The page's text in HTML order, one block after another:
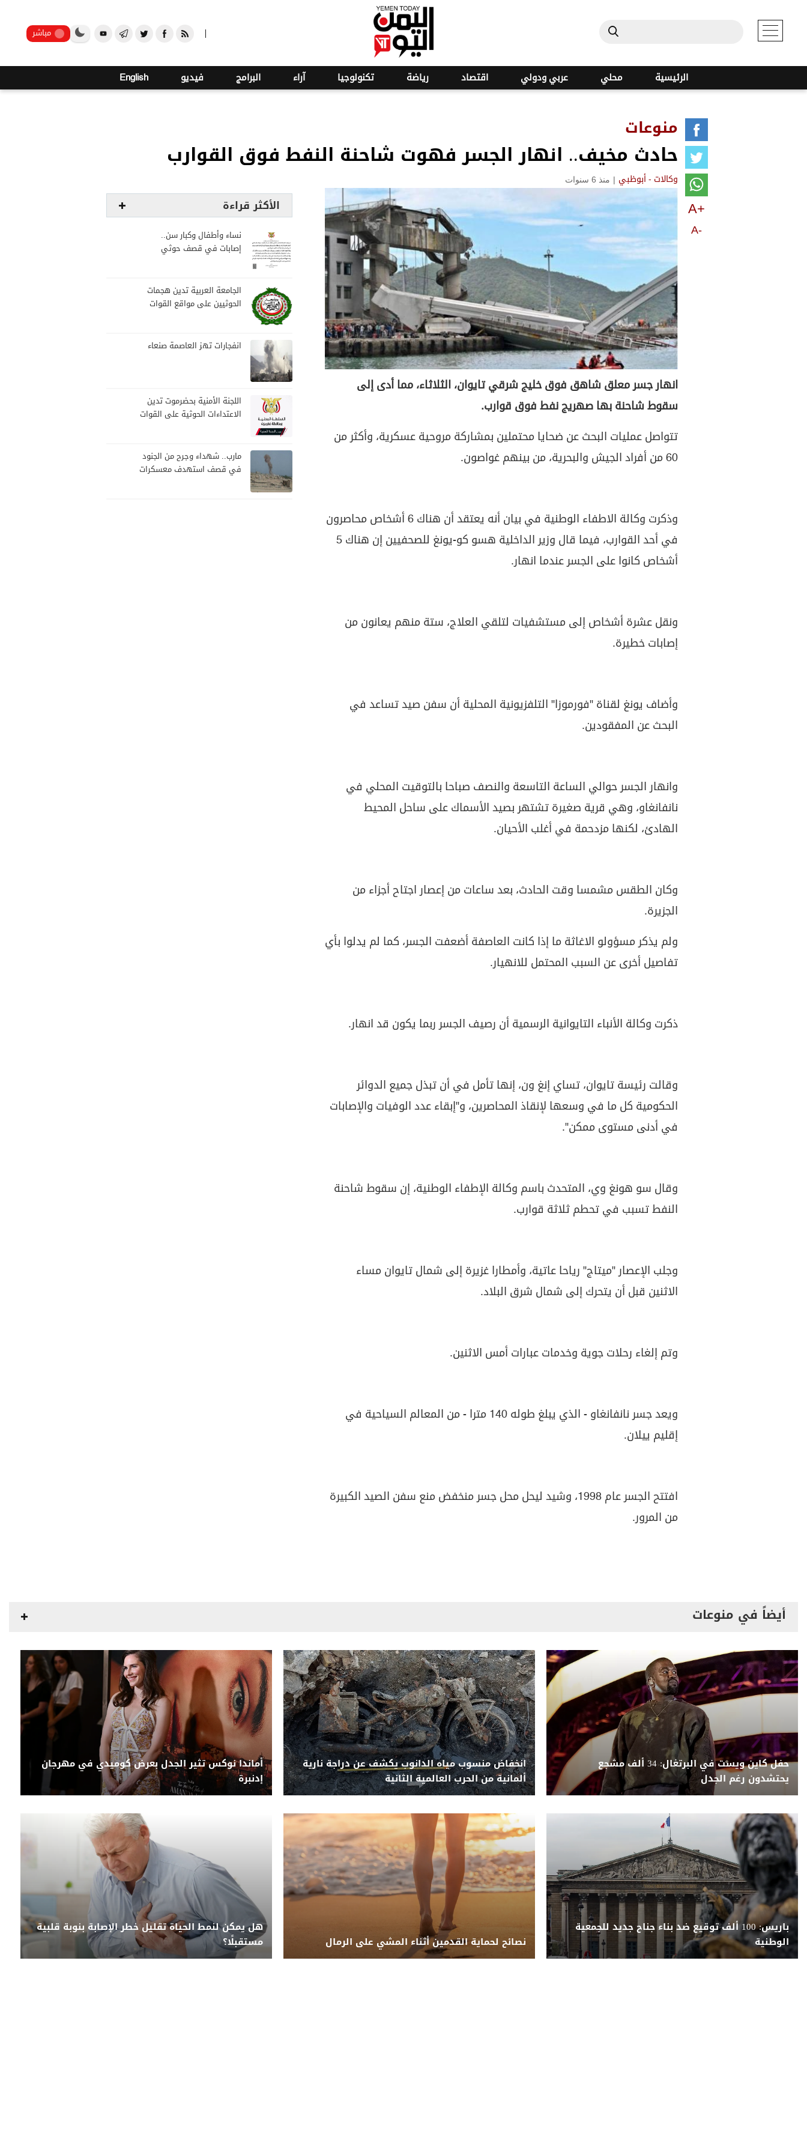
مباشر
الرئيسية محلي عربي ودولي اقتصاد رياضة تكنولوجيا آراء البرامج فيديو English
منوعات
حادث مخيف.. انهار الجسر فهوت شاحنة النفط فوق القوارب
وكالات - أبوظبي | منذ 6 سنوات
A+
A-
انهار جسر معلق شاهق فوق خليج شرقي تايوان، الثلاثاء، مما أدى إلى
سقوط شاحنة بها صهريج نفط فوق قوارب.
تتواصل عمليات البحث عن ضحايا محتملين بمشاركة مروحية عسكرية، وأكثر من
60 من أفراد الجيش والبحرية، من بينهم غواصون.
وذكرت وكالة الاطفاء الوطنية في بيان أنه يعتقد أن هناك 6 أشخاص محاصرون
في أحد القوارب، فيما قال وزير الداخلية هسو كو-يونغ للصحفيين إن هناك 5
أشخاص كانوا على الجسر عندما انهار.
ونقل عشرة أشخاص إلى مستشفيات لتلقي العلاج، ستة منهم يعانون من
إصابات خطيرة.
وأضاف يونغ لقناة "فورموزا" التلفزيونية المحلية أن سفن صيد تساعد في
البحث عن المفقودين.
وانهار الجسر حوالي الساعة التاسعة والنصف صباحا بالتوقيت المحلي في
نانفانغاو، وهي قرية صغيرة تشتهر بصيد الأسماك على ساحل المحيط
الهادئ، لكنها مزدحمة في أغلب الأحيان.
وكان الطقس مشمسا وقت الحادث، بعد ساعات من إعصار اجتاح أجزاء من
الجزيرة.
ولم يذكر مسؤولو الاغاثة ما إذا كانت العاصفة أضعفت الجسر، كما لم يدلوا بأي
تفاصيل أخرى عن السبب المحتمل للانهيار.
ذكرت وكالة الأنباء التايوانية الرسمية أن رصيف الجسر ربما يكون قد انهار.
وقالت رئيسة تايوان، تساي إنغ ون، إنها تأمل في أن تبذل جميع الدوائر
الحكومية كل ما في وسعها لإنقاذ المحاصرين، و"إبقاء عدد الوفيات والإصابات
في أدنى مستوى ممكن".
وقال سو هونغ وي، المتحدث باسم وكالة الإطفاء الوطنية، إن سقوط شاحنة
النفط تسبب في تحطم ثلاثة قوارب.
وجلب الإعصار "ميتاج" رياحا عاتية، وأمطارا غزيرة إلى شمال تايوان مساء
الاثنين قبل أن يتحرك إلى شمال شرق البلاد.
وتم إلغاء رحلات جوية وخدمات عبارات أمس الاثنين.
ويعد جسر نانفانغاو - الذي يبلغ طوله 140 مترا - من المعالم السياحية في
إقليم ييلان.
افتتح الجسر عام 1998، وشيد ليحل محل جسر منخفض منع سفن الصيد الكبيرة
من المرور.
الأكثر قراءة
نساء وأطفال وكبار سن..
إصابات في قصف حوثي
الجامعة العربية تدين هجمات
الحوثيين على مواقع القوات
انفجارات تهز العاصمة صنعاء
اللجنة الأمنية بحضرموت تدين
الاعتداءات الحوثية على القوات
مارب.. شهداء وجرح من الجنود
في قصف استهدف معسكرات
أيضاً في منوعات
حفل كاين ويست في البرتغال: 34 ألف مشجع
يحتشدون رغم الجدل
انخفاض منسوب مياه الدانوب يكشف عن دراجة نارية
ألمانية من الحرب العالمية الثانية
أماندا نوكس تثير الجدل بعرض كوميدي في مهرجان
إدنبرة
باريس: 100 ألف توقيع ضد بناء جناح جديد للجمعية
الوطنية
نصائح لحماية القدمين أثناء المشي على الرمال
هل يمكن لنمط الحياة تقليل خطر الإصابة بنوبة قلبية
مستقبلًا؟